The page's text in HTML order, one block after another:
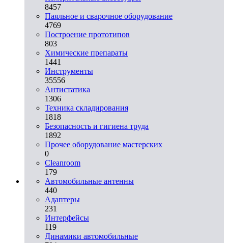
8457
Паяльное и сварочное оборудование
4769
Построение прототипов
803
Химические препараты
1441
Инструменты
35556
Aнтистатика
1306
Техника складирования
1818
Безопасность и гигиена труда
1892
Прочее оборудование мастерских
0
Cleanroom
179
Автомобильные антенны
440
Адаптеры
231
Интерфейсы
119
Динамики автомобильные